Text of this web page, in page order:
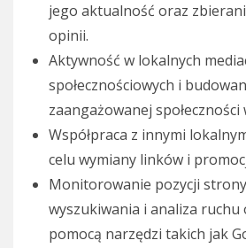
jego aktualność oraz
opinii.
Aktywność w lokalnych
społecznościowych i
zaangażowanej społeczności
Współpraca z innymi
celu wymiany linków i
Monitorowanie pozycji
wyszukiwania i analiza ruchu
pomocą narzędzi takich jak